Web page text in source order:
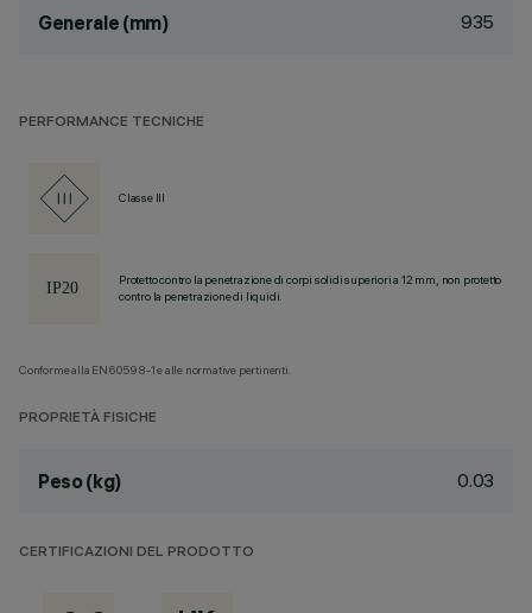
Generale (mm) 935
PERFORMANCE TECNICHE
Classe III
Protetto contro la penetrazione di corpi solidi superiori a 12 mm, non protetto
contro la penetrazione di liquidi.
Conforme alla EN60598-1 e alle normative pertinenti.
PROPRIETÀ FISICHE
Peso (kg) 0.03
CERTIFICAZIONI DEL PRODOTTO